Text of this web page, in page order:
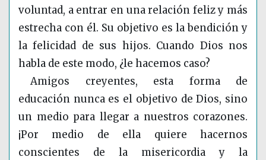
voluntad, a entrar en una relación feliz y más
estrecha con él. Su objetivo es la bendición y
la felicidad de sus hijos. Cuando Dios nos
habla de este modo, ¿le hacemos caso?
Amigos creyentes, esta forma de
educación nunca es el objetivo de Dios, sino
un medio para llegar a nuestros corazones.
¡Por medio de ella quiere hacernos
conscientes de la misericordia y la